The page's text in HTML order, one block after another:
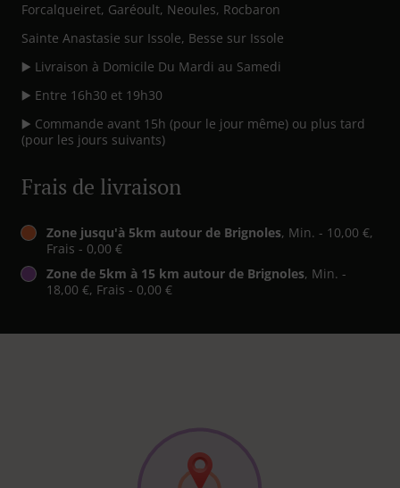
Forcalqueiret, Garéoult, Neoules, Rocbaron
Sainte Anastasie sur Issole, Besse sur Issole
▶️ Livraison à Domicile Du Mardi au Samedi
▶️ Entre 16h30 et 19h30
▶️ Commande avant 15h (pour le jour même) ou plus tard
(pour les jours suivants)
Frais de livraison
Zone jusqu'à 5km autour de Brignoles, Min. - 10,00 €,
Frais - 0,00 €
Zone de 5km à 15 km autour de Brignoles, Min. -
18,00 €, Frais - 0,00 €